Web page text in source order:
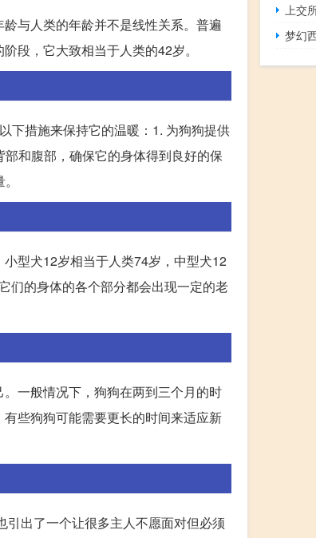
与人类的年龄并不是线性关系。普遍
段，它大致相当于人类的42岁。
下措施来保持它的温暖：1. 为狗狗提供
和腹部，确保它的身体得到良好的保
型犬12岁相当于人类74岁，中型犬12
们的身体的各个部分都会出现一定的老
一般情况下，狗狗在两到三个月的时
些狗狗可能需要更长的时间来适应新
出了一个让很多主人不愿面对但必须
梦幻